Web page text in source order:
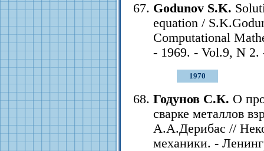
Godunov S.K.
equation /
Computational
- 1969. - Vol.9, N 2.
1970
Годунов С.К. О
сварке металлов
А.А.Дерибас //
механики. -